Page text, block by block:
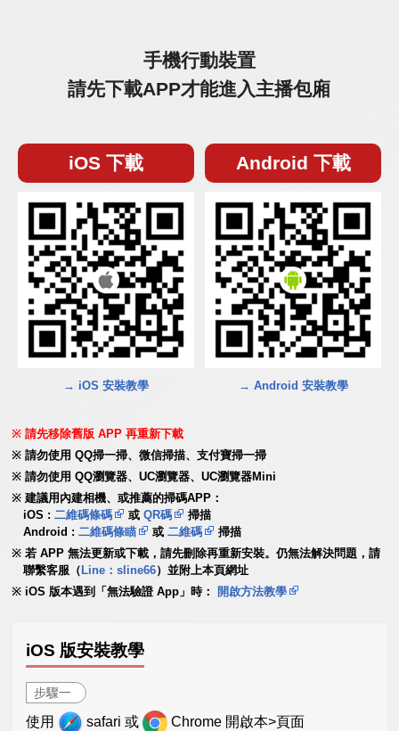
手機行動裝置
請先下載APP才能進入主播包廂
iOS 下載
→ iOS 安裝教學
Android 下載
→ Android 安裝教學
請先移除舊版 APP 再重新下載
請勿使用 QQ掃一掃、微信掃描、支付寶掃一掃
請勿使用 QQ瀏覽器、UC瀏覽器、UC瀏覽器Mini
建議用內建相機、或推薦的掃碼APP：
iOS :二維碼條碼 或QR碼
掃描
Android :二維碼條瞄 或二維碼
掃描
若 APP 無法更新或下載，請先刪除再重新安裝。仍無法解決問題，請
聯繫客服（ Line：sline66）並附上本頁網址
iOS 版本遇到「無法驗證 App」時：
開啟方法教學
iOS 版安裝教學
步驟一
使用 safari 或 Chrome 開啟本>頁面